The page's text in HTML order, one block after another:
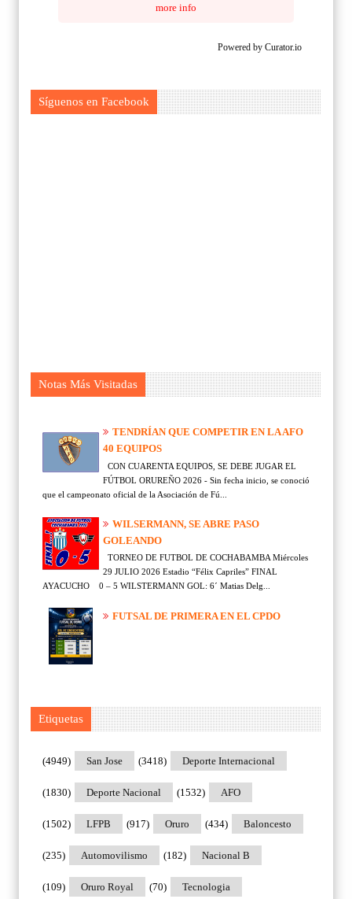
more info
Powered by Curator.io
Síguenos en Facebook
Notas Más Visitadas
TENDRÍAN QUE COMPETIR EN LA AFO
40 EQUIPOS
CON CUARENTA EQUIPOS, SE DEBE JUGAR EL
FÚTBOL ORUREÑO 2026 - Sin fecha inicio, se conoció
que el campeonato oficial de la Asociación de Fú...
WILSERMANN, SE ABRE PASO
GOLEANDO
TORNEO DE FUTBOL DE COCHABAMBA Miércoles
29 JULIO 2026 Estadio “Félix Capriles” FINAL
AYACUCHO 0 – 5 WILSTERMANN GOL: 6´ Matias Delg...
FUTSAL DE PRIMERA EN EL CPDO
Etiquetas
San Jose
(4949) Deporte Internacional
(3418)
Deporte Nacional
(1830) AFO
(1532)
LFPB
(1502) Oruro
(917) Baloncesto
(434)
Automovilismo
(235) Nacional B
(182)
Oruro Royal
(109) Tecnologia
(70)